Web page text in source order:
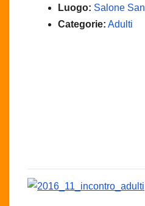
Luogo: Salone
Categorie: Adulti